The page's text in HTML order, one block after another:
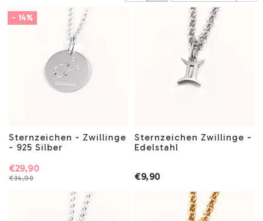
- 14%
Sternzeichen - Zwillinge
- 925 Silber
€34,90
€29,90
Sternzeichen Zwillinge -
Edelstahl
€9,90